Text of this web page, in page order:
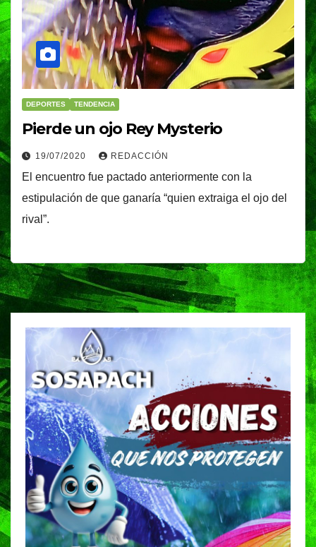
DEPORTES TENDENCIA
Pierde un ojo Rey Mysterio
19/07/2020 REDACCIÓN
El encuentro fue pactado anteriormente con la
estipulación de que ganaría “quien extraiga el ojo del
rival”.